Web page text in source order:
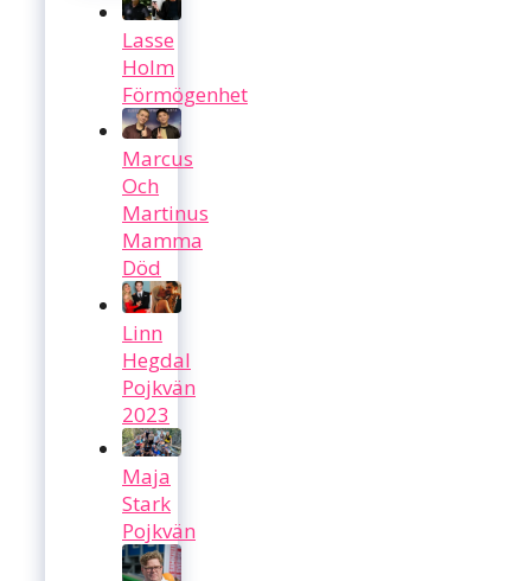
Lasse
Holm
Förmögenhet
Marcus
Och
Martinus
Mamma
Död
Linn
Hegdal
Pojkvän
2023
Maja
Stark
Pojkvän